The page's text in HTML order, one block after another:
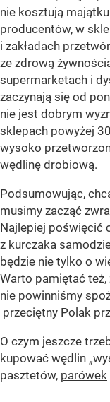
nie kosztują
producentów, w
i zakładach
ze zdrową
supermarketach i
zaczynają się od
nie jest dobrym
sklepach powyżej
wysoko
wędlinę drobiową.
Podsumowując,
musimy zacząć
Najlepiej poświęcić
z kurczaka
będzie nie tylko o
Warto pamiętać też,
nie powinniśmy
przeciętny Polak
O czym jeszcze
kupować wędlin
pasztetów, parówek